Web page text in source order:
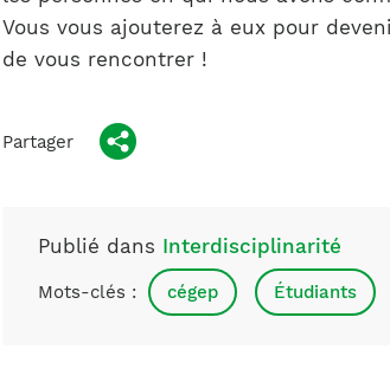
Vous vous ajouterez à eux pour
de vous rencontrer !
Partager
Publié dans Interdisciplinarité
Mots-clés : cégep Étudiants